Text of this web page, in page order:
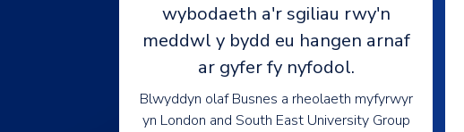
wybodaeth a'r sgiliau rwy'n
meddwl y bydd eu hangen arnaf
ar gyfer fy nyfodol.
Blwyddyn olaf Busnes a rheolaeth myfyrwyr
yn London and South East University Group